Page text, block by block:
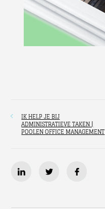
IK HELP JE BIJ
ADMINISTRATIEVE TAKEN |
POOLEN OFFICE MANAGEMENT